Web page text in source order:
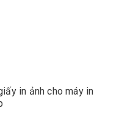
in ảnh cho máy in